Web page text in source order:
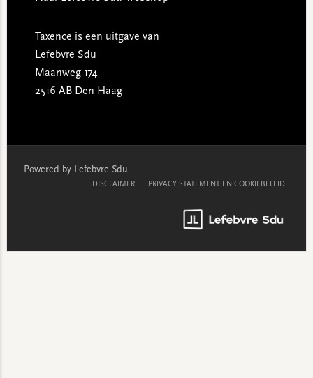
Taxence is een uitgave van
Lefebvre Sdu
Maanweg 174
2516 AB Den Haag
Powered by Lefebvre Sdu
DISCLAIMER PRIVACY STATEMENT EN COOKIEBELEID